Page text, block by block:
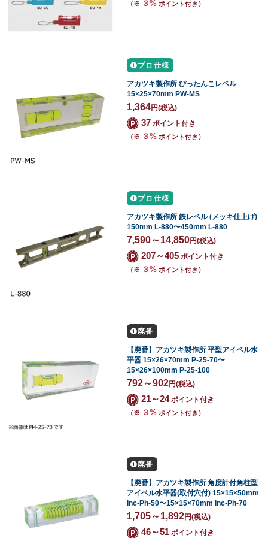
（※ ３% ポイント付き）
プロ仕様
アカツキ製作所 ぴったんこレベル
15×25×70mm PW-MS
1,364円(税込)
37 ポイント付き
（※ ３% ポイント付き）
プロ仕様
アカツキ製作所 鉄レベル (メッキ仕上げ)
150mm L-880〜450mm L-880
7,590～14,850円(税込)
207～405 ポイント付き
（※ ３% ポイント付き）
廃番
【廃番】アカツキ製作所 平型アイベル水
平器 15×26×70mm P-25-70〜
15×26×100mm P-25-100
792～902円(税込)
21～24ポイント付き
（※ ３% ポイント付き）
廃番
【廃番】アカツキ製作所 角度計付角柱型
アイベル水平器(取付穴付) 15×15×50mm
Inc-Ph-50〜15×15×70mm Inc-Ph-70
1,705～1,892円(税込)
46～51 ポイント付き